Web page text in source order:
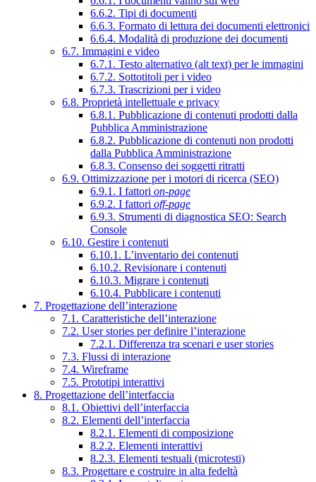
6.6.2. Tipi di documenti
6.6.3. Formato di lettura dei documenti elettronici
6.6.4. Modalità di produzione dei documenti
6.7. Immagini e video
6.7.1. Testo alternativo (alt text) per le immagini
6.7.2. Sottotitoli per i video
6.7.3. Trascrizioni per i video
6.8. Proprietà intellettuale e privacy
6.8.1. Pubblicazione di contenuti prodotti dalla
Pubblica Amministrazione
6.8.2. Pubblicazione di contenuti non prodotti
dalla Pubblica Amministrazione
6.8.3. Consenso dei soggetti ritratti
6.9. Ottimizzazione per i motori di ricerca (SEO)
6.9.1. I fattori on-page
6.9.2. I fattori off-page
6.9.3. Strumenti di diagnostica SEO: Search
Console
6.10. Gestire i contenuti
6.10.1. L’inventario dei contenuti
6.10.2. Revisionare i contenuti
6.10.3. Migrare i contenuti
6.10.4. Pubblicare i contenuti
7. Progettazione dell’interazione
7.1. Caratteristiche dell’interazione
7.2. User stories per definire l’interazione
7.2.1. Differenza tra scenari e user stories
7.3. Flussi di interazione
7.4. Wireframe
7.5. Prototipi interattivi
8. Progettazione dell’interfaccia
8.1. Obiettivi dell’interfaccia
8.2. Elementi dell’interfaccia
8.2.1. Elementi di composizione
8.2.2. Elementi interattivi
8.2.3. Elementi testuali (microtesti)
8.3. Progettare e costruire in alta fedeltà